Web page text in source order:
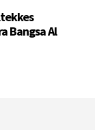
Bangsa Al